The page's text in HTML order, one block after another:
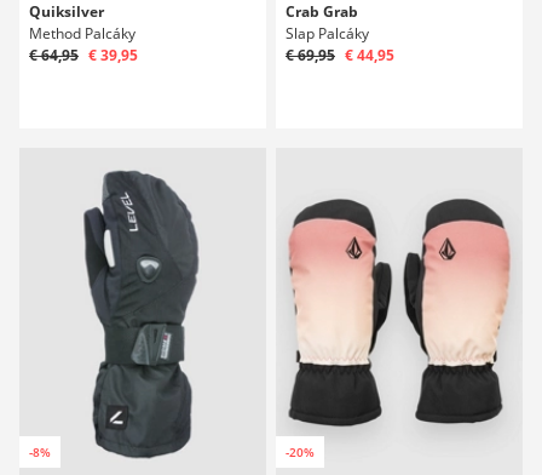
Quiksilver
Method Palcáky
€ 64,95 € 39,95
Crab Grab
Slap Palcáky
€ 69,95 € 44,95
-8% -20%